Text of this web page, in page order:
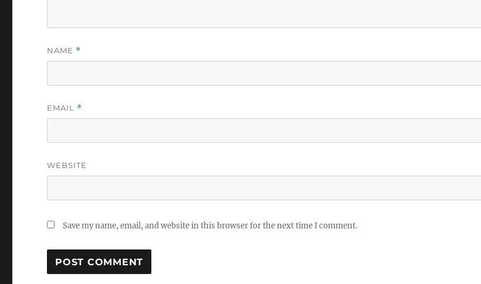
NAME *
EMAIL *
WEBSITE
Save my name, email, and website in this browser for the next time I comment.